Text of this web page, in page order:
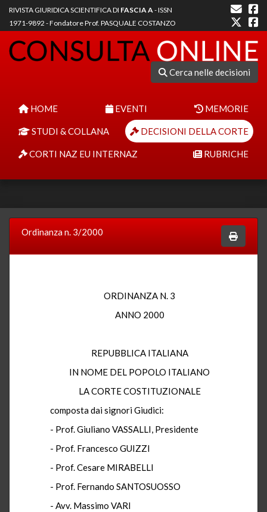
RIVISTA GIURIDICA SCIENTIFICA DI FASCIA A- ISSN
1971-9892 - Fondatore Prof. PASQUALE COSTANZO
Cerca nelle decisioni
HOME EVENTI MEMORIE
STUDI & COLLANA DECISIONI DELLA CORTE
CORTI NAZ EU INTERNAZ RUBRICHE
Ordinanza n. 3/2000
ORDINANZA N. 3
ANNO 2000
REPUBBLICA ITALIANA
IN NOME DEL POPOLO ITALIANO
LA CORTE COSTITUZIONALE
composta dai signori Giudici:
- Prof. Giuliano VASSALLI, Presidente
- Prof. Francesco GUIZZI
- Prof. Cesare MIRABELLI
- Prof. Fernando SANTOSUOSSO
- Avv. Massimo VARI